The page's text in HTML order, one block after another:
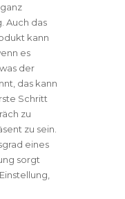
Auch das
kann
es
der
das kann
Schritt
zu
zu sein.
eines
sorgt